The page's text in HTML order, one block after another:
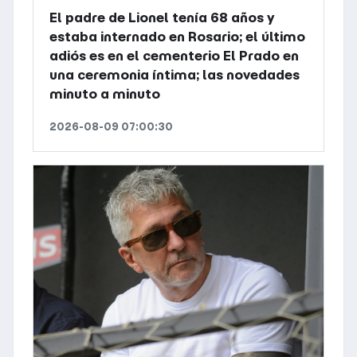
El padre de Lionel tenía 68 años y
estaba internado en Rosario; el último
adiós es en el cementerio El Prado en
una ceremonia íntima; las novedades
minuto a minuto
2026-08-09 07:00:30